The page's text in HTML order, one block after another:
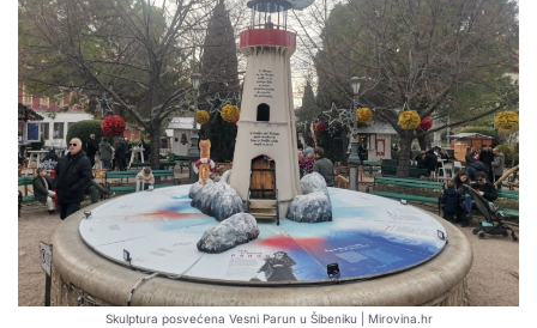
Skulptura posvećena Vesni Parun u Šibeniku | Mirovina.hr